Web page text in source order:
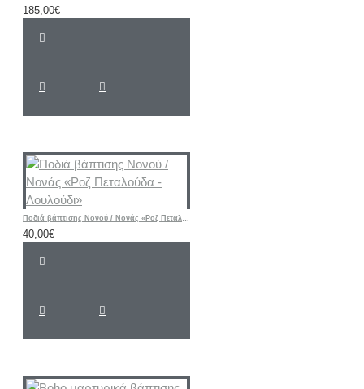
185,00€
Ποδιά βάπτισης Νονού / Νονάς «Ροζ Πεταλούδα - Λουλούδι»
40,00€